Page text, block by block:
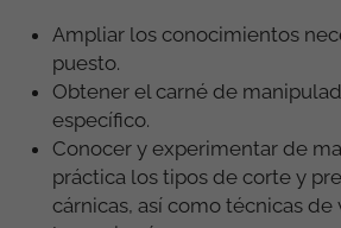
Ampliar los conocimientos
puesto.
Obtener el carné de
específico.
Conocer y experimentar de
práctica los tipos de corte y
cárnicas, así como técnicas de